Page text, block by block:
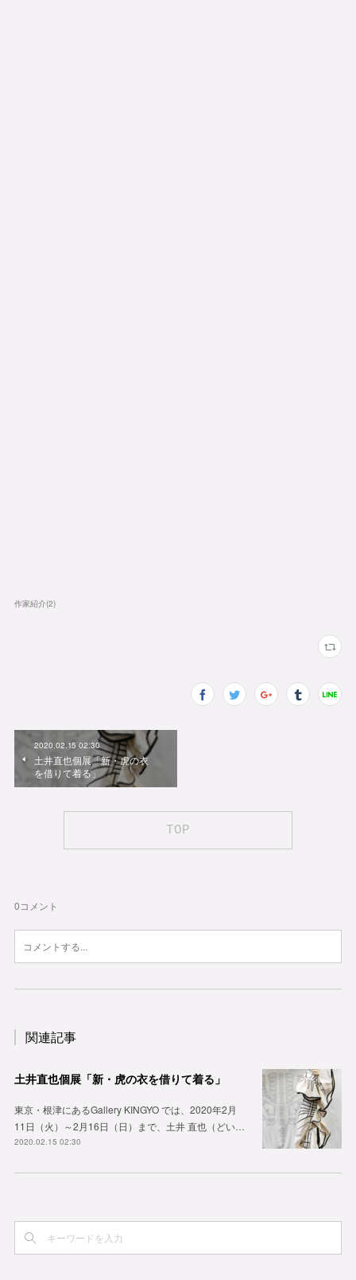
作家紹介(2)
2020.02.15 02:30
土井直也個展「新・虎の衣
を借りて着る」
TOP
0コメント
関連記事
土井直也個展「新・虎の衣を借りて着る」
東京・根津にあるGallery KINGYO では、2020年2月
11日（火）～2月16日（日）まで、土井 直也（どい…
2020.02.15 02:30